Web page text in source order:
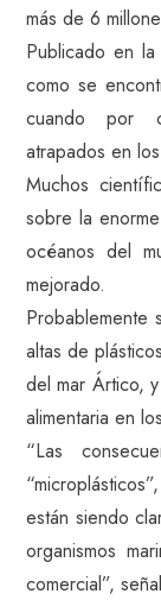
más de 6
Publicado en la
como se
cuando por
atrapados en
Muchos
sobre la
océanos del
mejorado.
Probablemente
altas de
del mar Ártico,
alimentaria en
“Las
están siendo
organismos
comercial”,